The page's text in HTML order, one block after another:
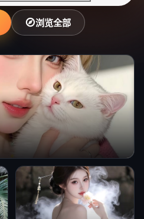
浏览全部